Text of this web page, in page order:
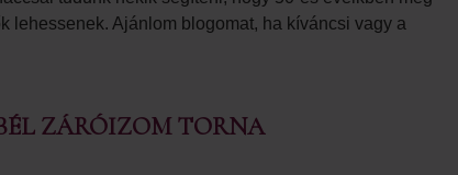
lehessenek. Ajánlom blogomat, ha kíváncsi vagy a
ZÁRÓIZOM TORNA